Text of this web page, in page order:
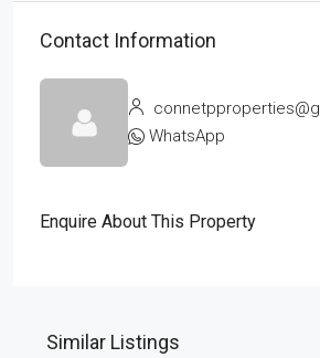
Contact Information
WhatsApp
Enquire About This Property
Similar Listings